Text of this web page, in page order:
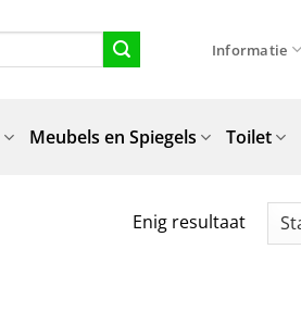
Informatie
Meubels en Spiegels Toilet
Enig resultaat